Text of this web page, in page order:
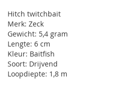
gallerij
Hitch twitchbait
Merk: Zeck
Gewicht: 5,4 gram
Lengte: 6 cm
Kleur: Baitfish
Soort: Drijvend
Loopdiepte: 1,8 m